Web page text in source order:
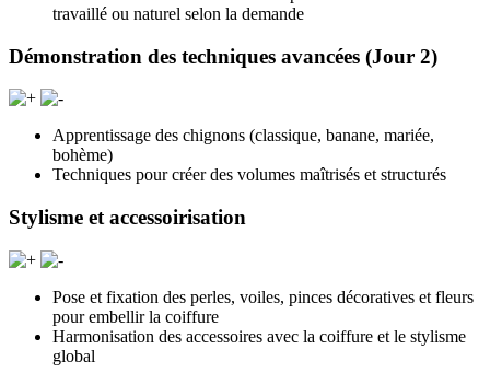
travaillé ou naturel selon la demande
Démonstration des techniques avancées (Jour 2)
Apprentissage des chignons (classique, banane, mariée,
bohème)
Techniques pour créer des volumes maîtrisés et structurés
Stylisme et accessoirisation
Pose et fixation des perles, voiles, pinces décoratives et fleurs
pour embellir la coiffure
Harmonisation des accessoires avec la coiffure et le stylisme
global